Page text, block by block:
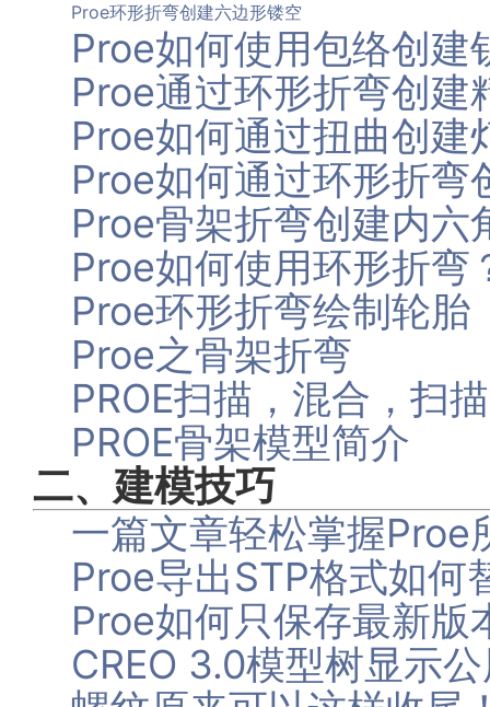
Proe环形折弯创建六边形镂空
Proe如何使用包络创建
Proe通过环形折弯创建
Proe如何通过扭曲创建
Proe如何通过环形折弯
Proe骨架折弯创建内六
Proe如何使用环形折弯
Proe环形折弯绘制轮胎
Proe之骨架折弯
PROE扫描，混合，扫
PROE骨架模型简介
二、建模技巧
一篇文章轻松掌握Proe
Proe导出STP格式如何
Proe如何只保存最新版
CREO 3.0模型树显示